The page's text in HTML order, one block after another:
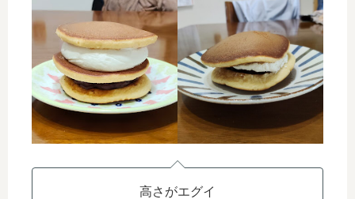
高さがエグイ